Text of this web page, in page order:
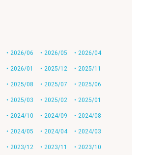
・2026/06 ・2026/05 ・2026/04
・2026/01 ・2025/12 ・2025/11
・2025/08 ・2025/07 ・2025/06
・2025/03 ・2025/02 ・2025/01
・2024/10 ・2024/09 ・2024/08
・2024/05 ・2024/04 ・2024/03
・2023/12 ・2023/11 ・2023/10